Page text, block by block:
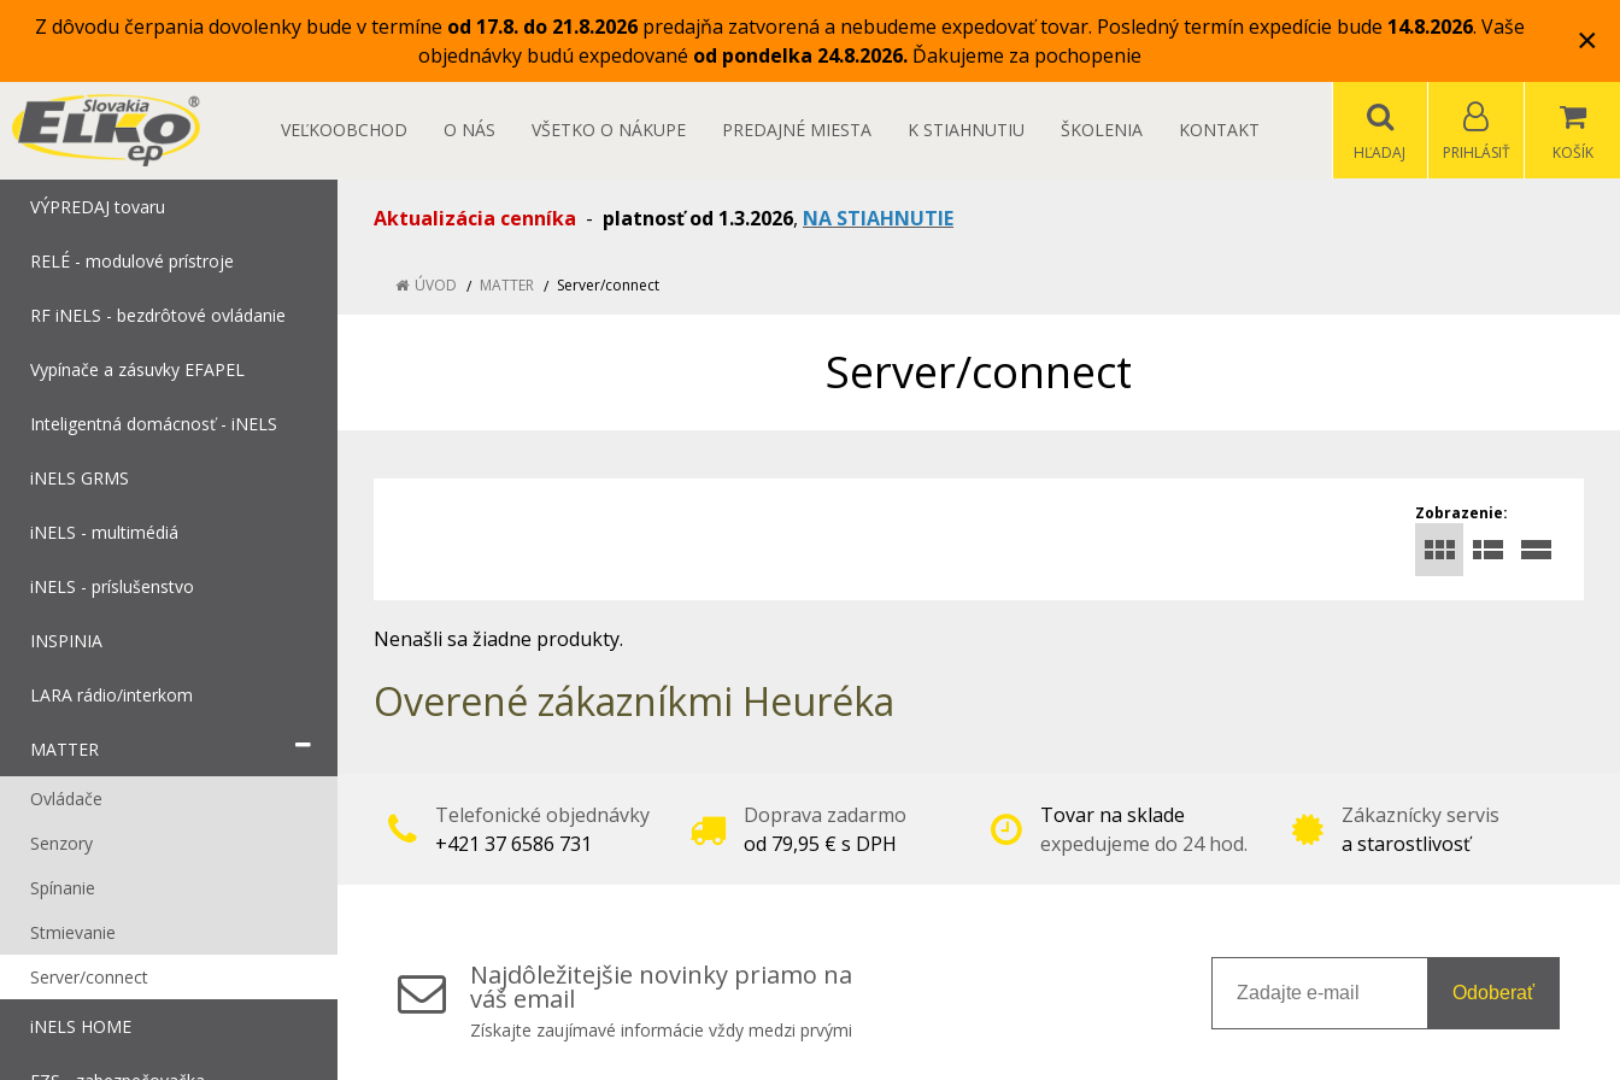
Z dôvodu čerpania dovolenky bude v termíne od 17.8. do 21.8.2026 predajňa zatvorená a nebudeme expedovať tovar. Posledný termín expedície bude 14.8.2026. Vaše
objednávky budú expedované od pondelka 24.8.2026. Ďakujeme za pochopenie ×
VEĽKOOBCHOD O NÁS VŠETKO O NÁKUPE PREDAJNÉ MIESTA K STIAHNUTIU ŠKOLENIA KONTAKT
KOŠÍK
PRIHLÁSIŤ
HĽADAJ
VÝPREDAJ tovaru
RELÉ - modulové prístroje
RF iNELS - bezdrôtové ovládanie
Vypínače a zásuvky EFAPEL
Inteligentná domácnosť - iNELS
iNELS GRMS
iNELS - multimédiá
iNELS - príslušenstvo
INSPINIA
LARA rádio/interkom
MATTER
Ovládače
Senzory
Spínanie
Stmievanie
Server/connect
iNELS HOME
Aktualizácia cenníka - platnosť od 1.3.2026, NA STIAHNUTIE
ÚVOD MATTER Server/connect
Server/connect
Zobrazenie:
Nenašli sa žiadne produkty.
Overené zákazníkmi Heuréka
Telefonické objednávky
+421 37 6586 731
Doprava zadarmo
od 79,95 € s DPH
Tovar na sklade
expedujeme do 24 hod.
Zákaznícky servis
a starostlivosť
Najdôležitejšie novinky priamo na
váš email
Získajte zaujímavé informácie vždy medzi prvými
Odoberať